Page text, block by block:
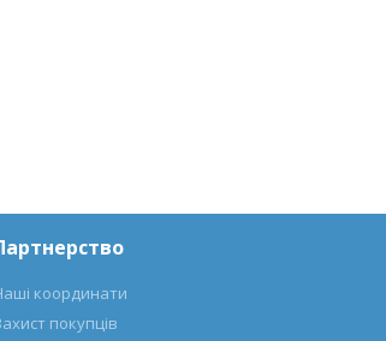
координати
покупців